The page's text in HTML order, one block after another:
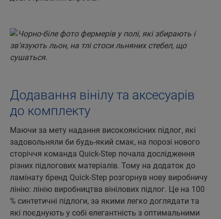
Додавання вінілу та аксесуарів
до комплекту
Маючи за мету надання високоякісних підлог, які
задовольняли би будь-який смак, на порозі нового
сторіччя команда Quick-Step почала дослідження
різних підлогових матеріалів. Тому на додаток до
ламінату бренд Quick-Step розгорнув нову виробничу
лінію: лінію виробництва вінілових підлог. Це на 100
% синтетичні підлоги, за якими легко доглядати та
які поєднують у собі елегантність з оптимальними